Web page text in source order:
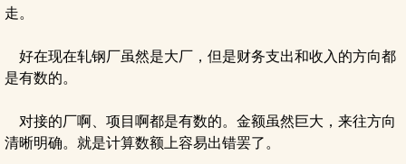
走。
好在现在轧钢厂虽然是大厂，但是财务支出和收入的方向都
是有数的。
对接的厂啊、项目啊都是有数的。金额虽然巨大，来往方向
清晰明确。就是计算数额上容易出错罢了。